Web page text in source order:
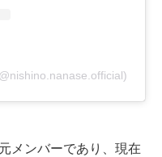
メンバーであり、現在